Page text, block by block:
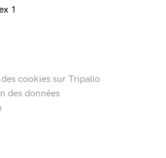
1
cookies sur Tripalio
des données